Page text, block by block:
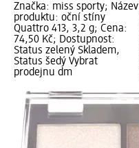
Značka: miss sporty; Název
produktu: oční stíny
Quattro 413, 3,2 g; Cena:
74,50 Kč; Dostupnost:
Status zelený Skladem,
Status šedý Vybrat
prodejnu dm